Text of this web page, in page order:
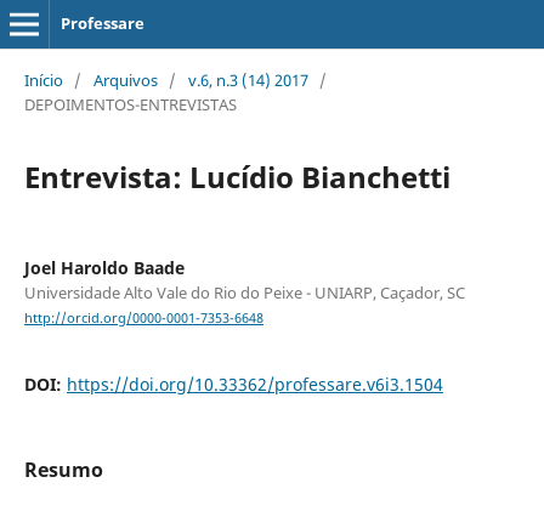
Professare
Início / Arquivos / v.6, n.3 (14) 2017 /
DEPOIMENTOS-ENTREVISTAS
Entrevista: Lucídio Bianchetti
Joel Haroldo Baade
Universidade Alto Vale do Rio do Peixe - UNIARP, Caçador, SC
http://orcid.org/0000-0001-7353-6648
DOI: https://doi.org/10.33362/professare.v6i3.1504
Resumo